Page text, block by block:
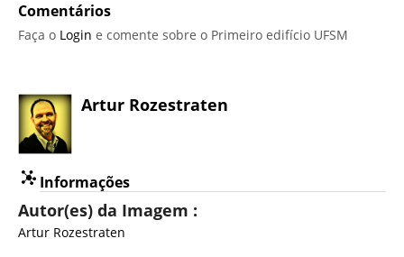
Comentários
Faça o Login e comente sobre o Primeiro edifício UFSM
Artur Rozestraten
Informações
Autor(es) da Imagem :
Artur Rozestraten